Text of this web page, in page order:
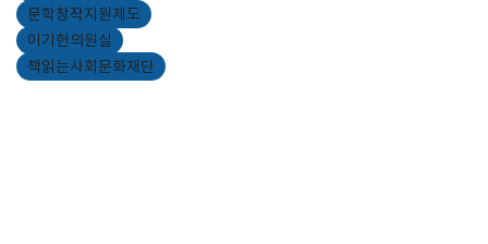
문학창작지원제도
이기헌의원실
책읽는사회문화재단